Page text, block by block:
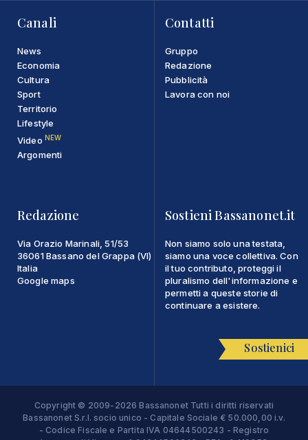
Canali
News
Economia
Cultura
Sport
Territorio
Lifestyle
Video NEW
Argomenti
Contatti
Gruppo
Redazione
Pubblicità
Lavora con noi
Redazione
Via Orazio Marinali, 51/53
36061 Bassano del Grappa (VI)
Italia
Google maps
Sostieni Bassanonet.it
Non siamo solo una testata,
siamo una voce collettiva. Con
il tuo contributo, proteggi il
pluralismo dell'informazione e
permetti a queste storie di
continuare a esistere.
Sostienici
Copyright © 2009-2026 Bassanonet Tutti i diritti riservati
Bassanonet S.r.l. socio unico - Capitale Sociale € 50.000,00 i.v.
- Codice Fiscale e Partita IVA 04644500243 - Registro